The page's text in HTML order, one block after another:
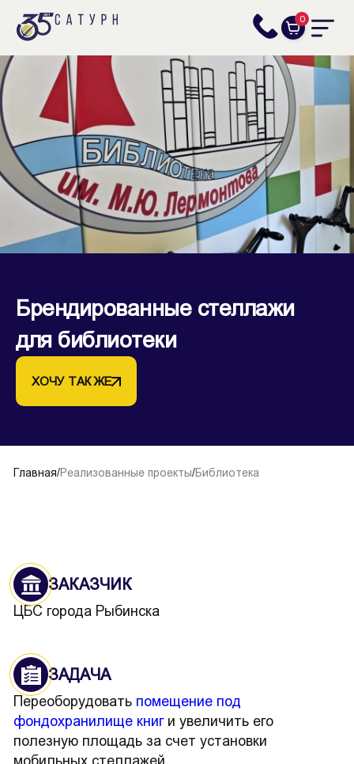
0
Брендированные стеллажи
для библиотеки
ХОЧУ ТАК ЖЕ
Главная/Реализованные проекты/Библиотека
ЗАКАЗЧИК
ЦБС города Рыбинска
ЗАДАЧА
Переоборудовать помещение под
фондохранилище книги увеличить его
полезную площадь за счет установки
мобильных стеллажей.